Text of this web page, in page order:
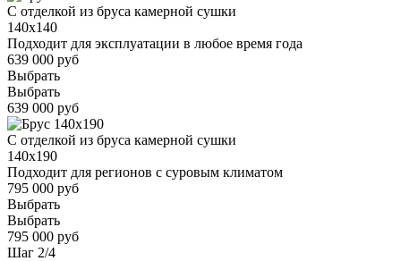
С отделкой из бруса камерной сушки
140x140
Подходит для эксплуатации в любое время года
639 000 руб
Выбрать
Выбрать
639 000 руб
С отделкой из бруса камерной сушки
140x190
Подходит для регионов с суровым климатом
795 000 руб
Выбрать
Выбрать
795 000 руб
Шаг 2/4